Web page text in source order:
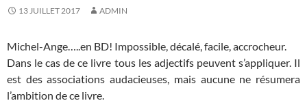
13 JUILLET 2017 ADMIN
Michel-Ange…..en BD! Impossible, décalé, facile, accrocheur.
Dans le cas de ce livre tous les adjectifs peuvent s’appliquer. Il
est des associations audacieuses, mais aucune ne résumera
l’ambition de ce livre.